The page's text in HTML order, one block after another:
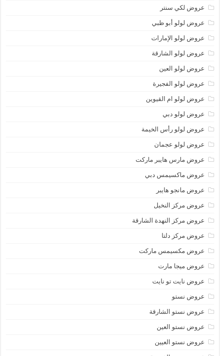
عروض لكي سنتر
عروض لولو أبو ظبي
عروض لولو الإمارات
عروض لولو الشارقة
عروض لولو العين
عروض لولو الفجيرة
عروض لولو ام القيوين
عروض لولو دبي
عروض لولو رأس الخيمة
عروض لولو عجمان
عروض مارس هايبر ماركت
عروض ماكسيمس دبي
عروض مانجو هايبر
عروض مركز النخيل
عروض مركز النهدة الشارقة
عروض مركز دلتا
عروض مكسيمس ماركت
عروض ميجا مارت
عروض نايت تو نايت
عروض نستو
عروض نستو الشارقة
عروض نستو العين
عروض نستو العيين